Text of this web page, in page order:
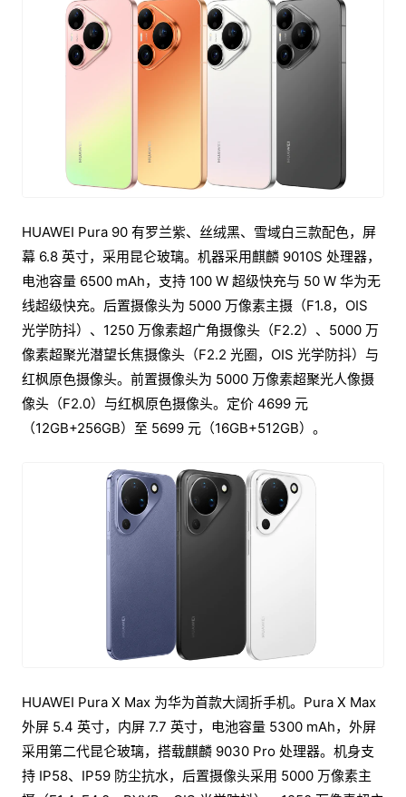
HUAWEI Pura 90 有罗兰紫、丝绒黑、雪域白三款配色，屏
幕 6.8 英寸，采用昆仑玻璃。机器采用麒麟 9010S 处理器，
电池容量 6500 mAh，支持 100 W 超级快充与 50 W 华为无
线超级快充。后置摄像头为 5000 万像素主摄（F1.8，OIS
光学防抖）、1250 万像素超广角摄像头（F2.2）、5000 万
像素超聚光潜望长焦摄像头（F2.2 光圈，OIS 光学防抖）与
红枫原色摄像头。前置摄像头为 5000 万像素超聚光人像摄
像头（F2.0）与红枫原色摄像头。定价 4699 元
（12GB+256GB）至 5699 元（16GB+512GB）。
HUAWEI Pura X Max 为华为首款大阔折手机。Pura X Max
外屏 5.4 英寸，内屏 7.7 英寸，电池容量 5300 mAh，外屏
采用第二代昆仑玻璃，搭载麒麟 9030 Pro 处理器。机身支
持 IP58、IP59 防尘抗水，后置摄像头采用 5000 万像素主